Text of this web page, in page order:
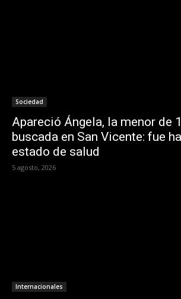
Sociedad
Apareció Ángela, la menor de
buscada en San Vicente: fue
estado de salud
5 agosto, 2026
Internacionales